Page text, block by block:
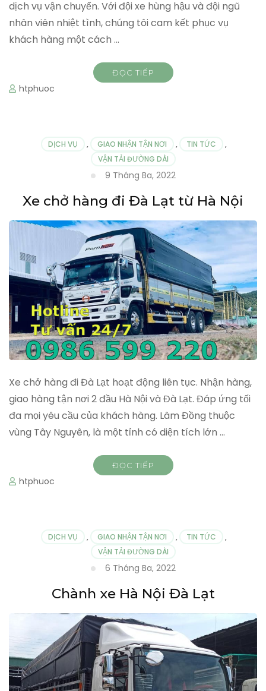
dịch vụ vận chuyển. Với đội xe hùng hậu và đội ngũ
nhân viên nhiệt tình, chúng tôi cam kết phục vụ
khách hàng một cách …
ĐỌC TIẾP
htphuoc
DỊCH VỤ , GIAO NHẬN TẬN NƠI , TIN TỨC
,
VẬN TẢI ĐƯỜNG DÀI
9 Tháng Ba, 2022
Xe chở hàng đi Đà Lạt từ Hà Nội
Xe chở hàng đi Đà Lạt hoạt động liên tục. Nhận hàng,
giao hàng tận nơi 2 đầu Hà Nội và Đà Lạt. Đáp ứng tối
đa mọi yêu cầu của khách hàng. Lâm Đồng thuộc
vùng Tây Nguyên, là một tỉnh có diện tích lớn …
ĐỌC TIẾP
htphuoc
DỊCH VỤ , GIAO NHẬN TẬN NƠI , TIN TỨC
,
VẬN TẢI ĐƯỜNG DÀI
6 Tháng Ba, 2022
Chành xe Hà Nội Đà Lạt